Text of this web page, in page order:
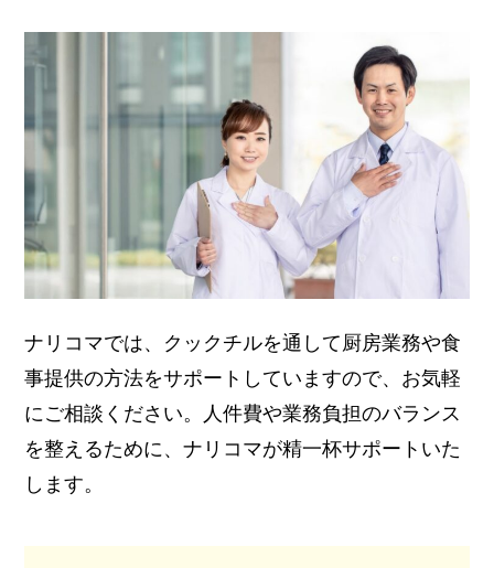
ナリコマでは、クックチルを通して厨房業務や食
事提供の方法をサポートしていますので、お気軽
にご相談ください。
人件費や業務負担のバランス
を整えるために、ナリコマが精一杯サポートいた
します。